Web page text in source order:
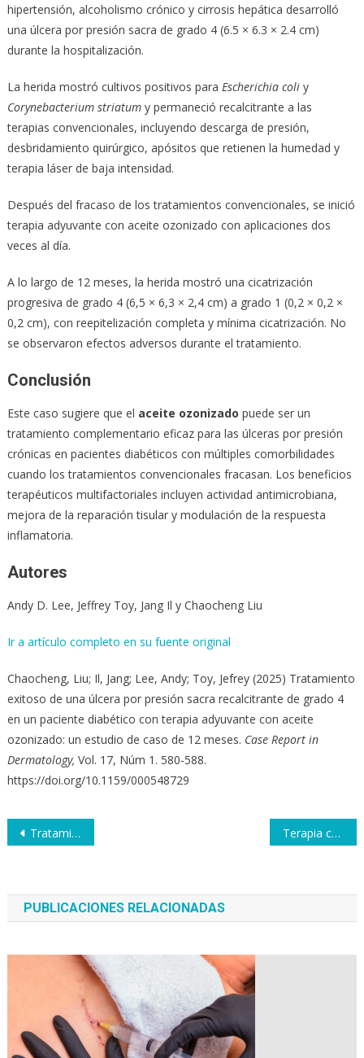
hipertensión, alcoholismo crónico y cirrosis hepática desarrolló
una úlcera por presión sacra de grado 4 (6.5 × 6.3 × 2.4 cm)
durante la hospitalización.
La herida mostró cultivos positivos para Escherichia coliy
Corynebacterium striatumy permaneció recalcitrante a las
terapias convencionales, incluyendo descarga de presión,
desbridamiento quirúrgico, apósitos que retienen la humedad y
terapia láser de baja intensidad.
Después del fracaso de los tratamientos convencionales, se inició
terapia adyuvante con aceite ozonizado con aplicaciones dos
veces al día.
A lo largo de 12 meses, la herida mostró una cicatrización
progresiva de grado 4 (6,5 × 6,3 × 2,4 cm) a grado 1 (0,2 × 0,2 ×
0,2 cm), con reepitelización completa y mínima cicatrización. No
se observaron efectos adversos durante el tratamiento.
Conclusión
Este caso sugiere que el aceite ozonizado puede ser un
tratamiento complementario eficaz para las úlceras por presión
crónicas en pacientes diabéticos con múltiples comorbilidades
cuando los tratamientos convencionales fracasan. Los beneficios
terapéuticos multifactoriales incluyen actividad antimicrobiana,
mejora de la reparación tisular y modulación de la respuesta
inflamatoria.
Autores
Andy D. Lee, Jeffrey Toy, Jang Il y Chaocheng Liu
Ir a artículo completo en su fuente original
Chaocheng, Liu; Il, Jang; Lee, Andy; Toy, Jefrey (2025) Tratamiento
exitoso de una úlcera por presión sacra recalcitrante de grado 4
en un paciente diabético con terapia adyuvante con aceite
ozonizado: un estudio de caso de 12 meses. Case Report in
Dermatology, Vol. 17, Núm 1. 580-588.
https://doi.org/10.1159/000548729
Navegación
entradas
Tratamiento con ozono médico en pacientes con cáncer Terapia con bolsas de ozono médico en heridas crónicas equinas
PUBLICACIONES RELACIONADAS